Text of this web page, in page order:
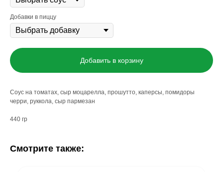
Добавки в пиццу
Добавить в корзину
Соус на томатах, сыр моцарелла, прошутто, каперсы, помидоры
черри, руккола, сыр пармезан
440 гр
Смотрите также: